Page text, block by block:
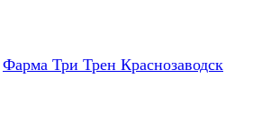
Фарма Три Трен Краснозаводск